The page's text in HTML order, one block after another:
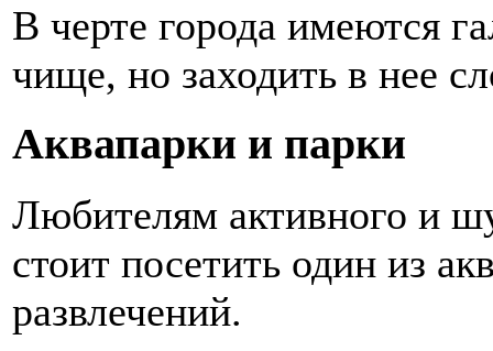
В черте города имеются
чище, но заходить в нее
Аквапарки и парки
Любителям активного и
стоит посетить один из
развлечений.